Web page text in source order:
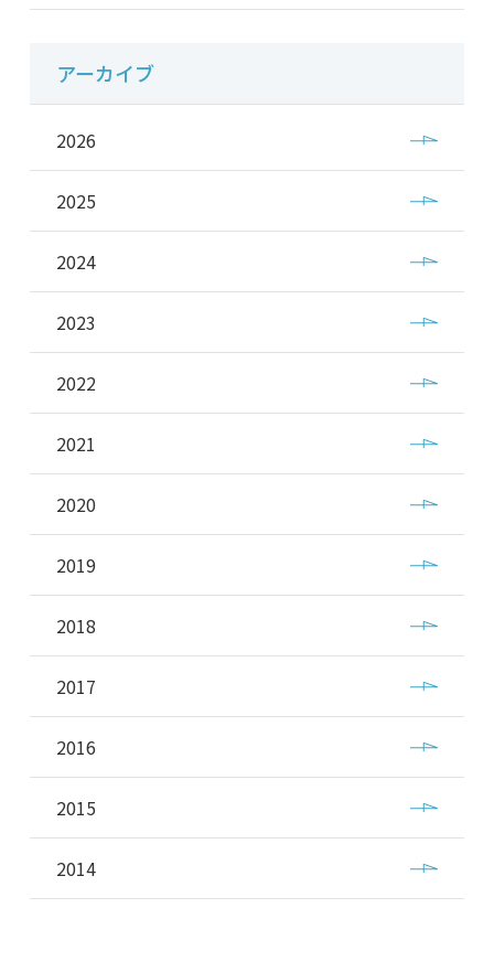
アーカイブ
2026
2025
2024
2023
2022
2021
2020
2019
2018
2017
2016
2015
2014